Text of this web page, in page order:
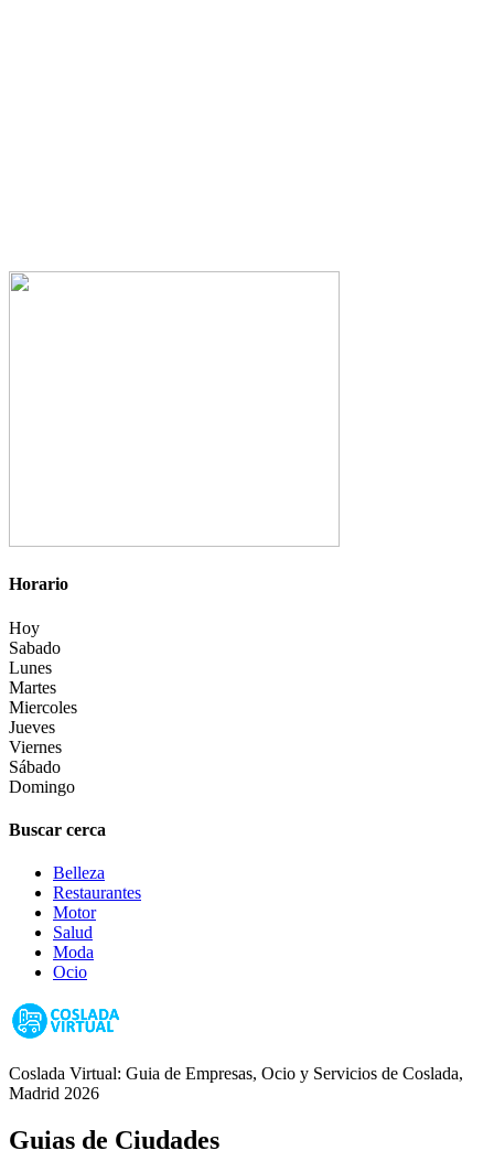
Horario
Hoy
Sabado
Lunes
Martes
Miercoles
Jueves
Viernes
Sábado
Domingo
Buscar cerca
Belleza
Restaurantes
Motor
Salud
Moda
Ocio
Coslada Virtual: Guia de Empresas, Ocio y Servicios de Coslada,
Madrid 2026
Guias de Ciudades